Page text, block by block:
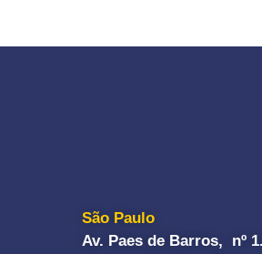
São Paulo
Av. Paes de Barros, nº